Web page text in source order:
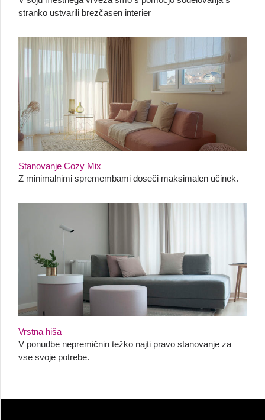
stranko ustvarili brezčasen interier
Stanovanje Cozy Mix
Z minimalnimi spremembami doseči maksimalen učinek.
Vrstna hiša
V ponudbe nepremičnin težko najti pravo stanovanje za
vse svoje potrebe.